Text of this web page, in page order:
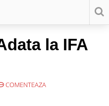
la IFA
COMENTEAZA